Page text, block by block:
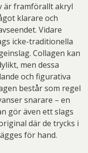
är framförallt akryl
klarare och
Vidare
icke-traditionella
Collagen kan
men dessa
och figurativa
består som regel
snarare – en
gör även ett slags
där de trycks i
för hand.